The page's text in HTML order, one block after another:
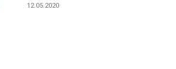
12.05.2020